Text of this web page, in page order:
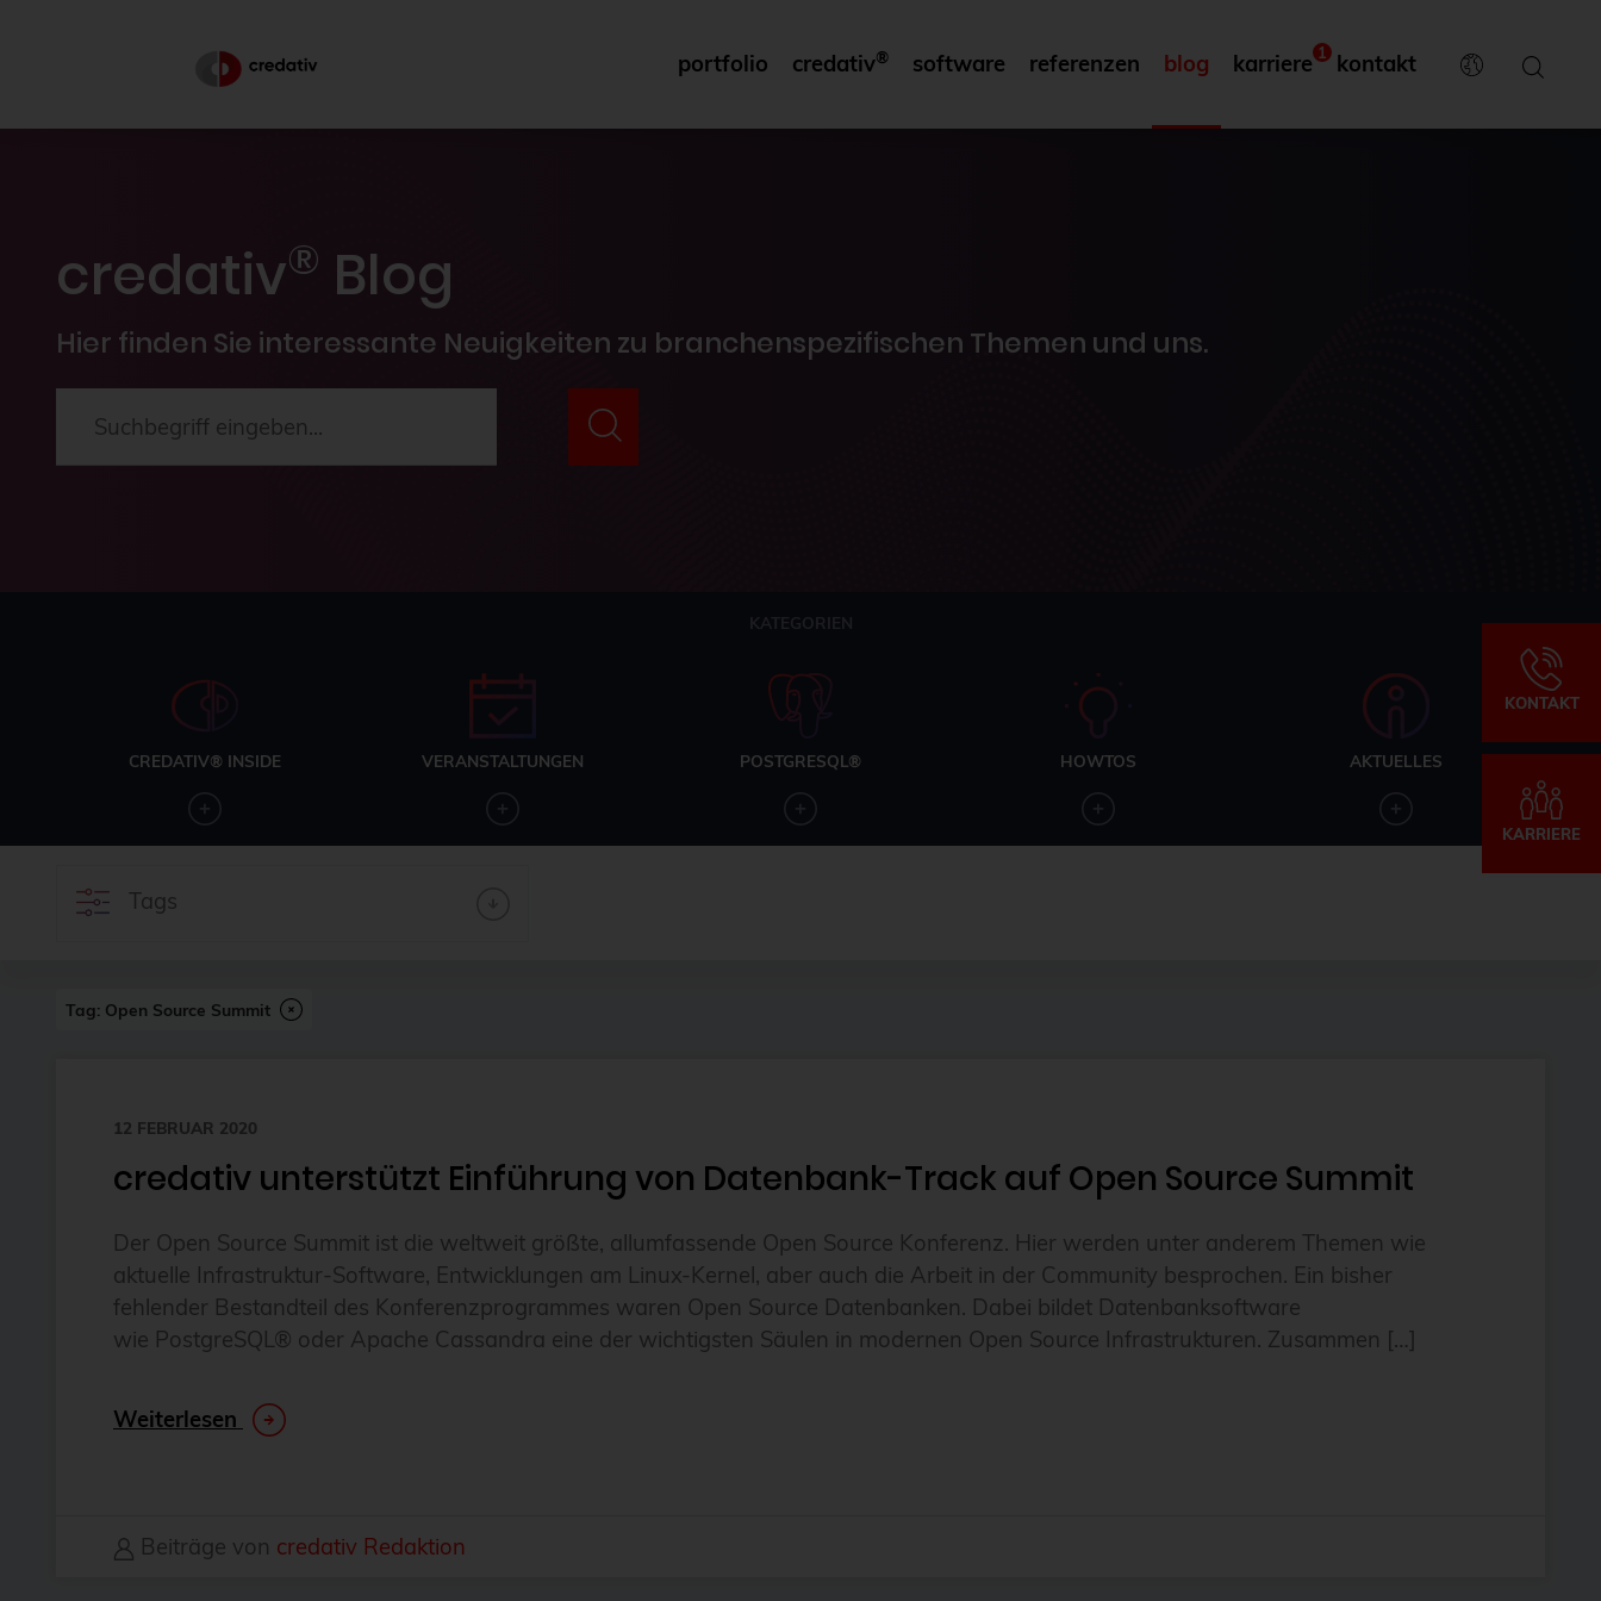
portfolio credativ® software referenzen blog karriere 1 kontakt
credativ® Blog
Hier finden Sie interessante Neuigkeiten zu branchenspezifischen Themen und uns.
KATEGORIEN
CREDATIV® INSIDE VERANSTALTUNGEN POSTGRESQL® HOWTOS AKTUELLES
Tags
KONTAKT
KARRIERE
Tag: Open Source Summit
12 FEBRUAR 2020
credativ unterstützt Einführung von Datenbank-Track auf Open Source Summit
Der Open Source Summit ist die weltweit größte, allumfassende Open Source Konferenz. Hier werden unter anderem Themen wie
aktuelle Infrastruktur-Software, Entwicklungen am Linux-Kernel, aber auch die Arbeit in der Community besprochen. Ein bisher
fehlender Bestandteil des Konferenzprogrammes waren Open Source Datenbanken. Dabei bildet Datenbanksoftware
wie PostgreSQL® oder Apache Cassandra eine der wichtigsten Säulen in modernen Open Source Infrastrukturen. Zusammen […]
Weiterlesen
Beiträge von credativ Redaktion